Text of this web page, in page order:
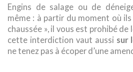
Engins de salage ou de
même : à partir du moment où
chaussée », il vous est prohibé de
cette interdiction vaut aussi sur
ne tenez pas à écoper d’une